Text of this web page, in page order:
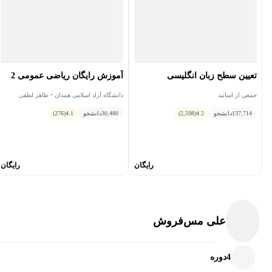
می‌خواهند مباحث معادلات دیفرانسیل دانشگاه را بهتر درک کرده و
معادلات کاربردی دیفرانسیل ابزاری برای توصیف و حل مسائلی هستند
تعیین سطح زبان انگلیسی
جمعی از اساتید
137,714دانشجو 4.2
(2,598)
رایگان
آموزش رایگان ریاضی عمومی 2
دانشگاه آزاد اسلامی همدان • طاهر لطفی
30,480دانشجو 4.1
(276)
رایگان
علی مس‌فروش
4دوره